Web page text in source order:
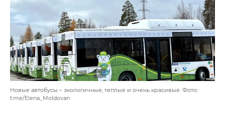
Новые автобусы – экологичные, теплые и очень красивые. Фото:
t.me/Elena_Moldovan